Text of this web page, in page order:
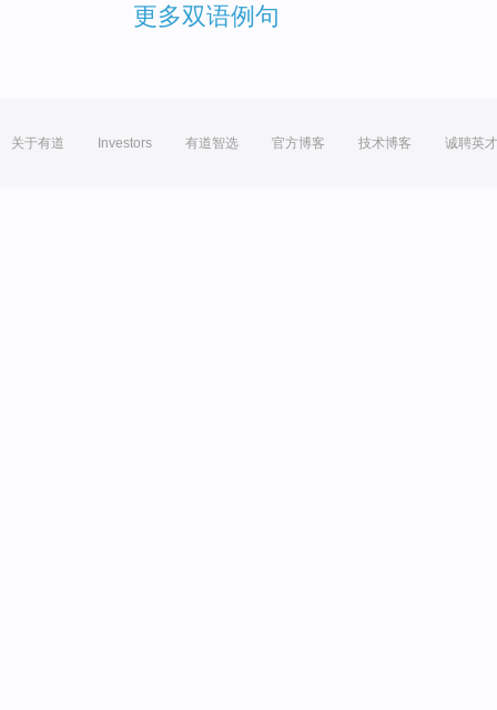
更多双语例句
关于有道 Investors 有道智选 官方博客 技术博客 诚聘英才